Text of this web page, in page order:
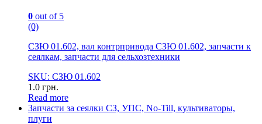
0 out of 5
(0)
СЗЮ 01.602, вал контрпривода СЗЮ 01.602, запчасти к
сеялкам, запчасти для сельхозтехники
SKU: СЗЮ 01.602
1.0 грн.
Read more
Запчасти за сеялки СЗ, УПС, No-Till, культиваторы,
плуги